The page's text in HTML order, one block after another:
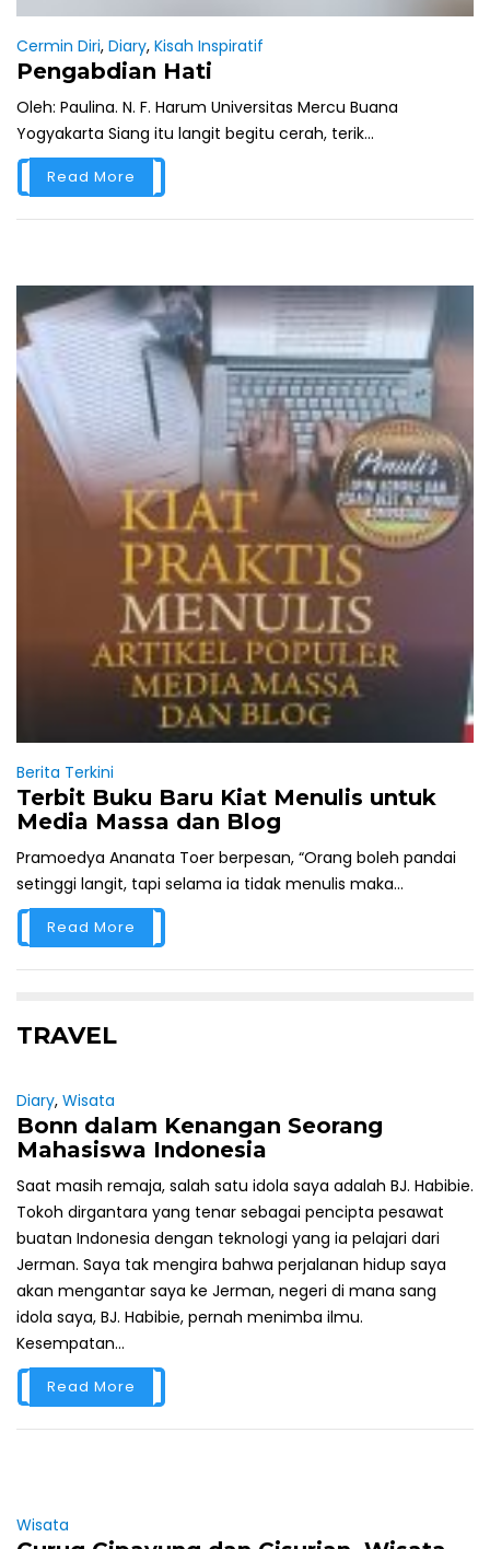
Cermin Diri, Diary, Kisah Inspiratif
Pengabdian Hati
Oleh: Paulina. N. F. Harum Universitas Mercu Buana
Yogyakarta Siang itu langit begitu cerah, terik...
Read More
Berita Terkini
Terbit Buku Baru Kiat Menulis untuk
Media Massa dan Blog
Pramoedya Ananata Toer berpesan, “Orang boleh pandai
setinggi langit, tapi selama ia tidak menulis maka...
Read More
TRAVEL
Diary, Wisata
Bonn dalam Kenangan Seorang
Mahasiswa Indonesia
Saat masih remaja, salah satu idola saya adalah BJ. Habibie.
Tokoh dirgantara yang tenar sebagai pencipta pesawat
buatan Indonesia dengan teknologi yang ia pelajari dari
Jerman. Saya tak mengira bahwa perjalanan hidup saya
akan mengantar saya ke Jerman, negeri di mana sang
idola saya, BJ. Habibie, pernah menimba ilmu.
Kesempatan...
Read More
Wisata